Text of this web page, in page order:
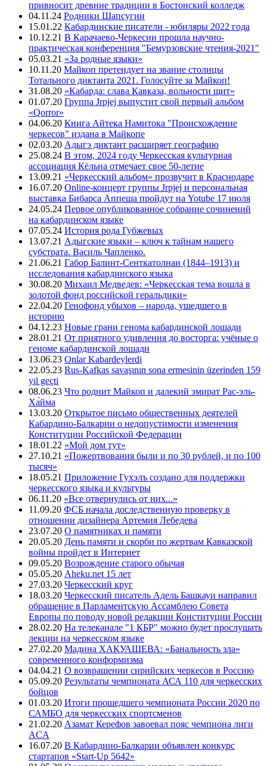
привносит древние традиции в Бостонский колледж
04.11.24 Родники Шапсугии
15.01.22 Кабардинские писатели - юбиляры 2022 года
10.12.21 В Карачаево-Черкесии прошла научно-
практическая конференция "Бемурзовские чтения-2021"
05.03.21 «За родные языки»
10.11.20 Майкоп претендует на звание столицы
Тотального диктанта 2021. Голосуйте за Майкоп!
31.08.20 «Кабарда: слава Кавказа, вольности щит»
01.07.20 Группа Jrpjej выпустит свой первый альбом
«Qorror»
04.06.20 Книга Айтека Намитока "Происхождение
черкесов" издана в Майкопе
02.03.20 Адыгэ диктант расширяет географию
25.08.24 В этом, 2024 году Черкесская культурная
ассоциация Кёльна отмечает свое 50-летие
13.09.21 «Черкесский альбом» прозвучит в Краснодаре
16.07.20 Online-концерт группы Jrpjej и персональная
выставка Бибарса Аппеша пройдут на Yotube 17 июля
24.05.24 Первое опубликованное собрание сочинений
на кабардинском языке
07.05.24 История рода Губжевых
13.07.21 Адыгские языки – ключ к тайнам нашего
субстрата. Василь Чапленко.
21.06.21 Габор Балинт-Сенткатолнаи (1844–1913) и
исследования кабардинского языка
30.08.20 Михаил Медведев: «Черкесская тема вошла в
золотой фонд российской геральдики»
22.04.20 Генофонд убыхов – народа, ушедшего в
историю
04.12.23 Новые грани генома кабардинской лошади
28.01.21 От приятного удивления до восторга: учёные о
геноме кабардинской лошади
13.06.23 Onlar Kabardeylerdi
22.05.23 Rus-Kafkas savaşının sona ermesinin üzerinden 159
yıl geçti
08.06.23 Что роднит Майкоп и далекий эмират Рас-эль-
Ха́йма
13.03.20 Открытое письмо общественных деятелей
Кабардино-Балкарии о недопустимости изменения
Конституции Российской Федерации
18.01.22 «Мой дом тут»
27.10.21 «Пожертвования были и по 30 рублей, и по 100
тысяч»
18.05.21 Приложение Гухэлъ создано для поддержки
черкесского языка и культуры
06.11.20 «Все отвернулись от них...»
11.09.20 ФСБ начала доследственную проверку в
отношении дизайнера Артемия Лебедева
23.07.20 О памятниках и памяти
20.05.20 День памяти и скорби по жертвам Кавказской
войны пройдет в Интернет
09.05.20 Возрождение старого обычая
05.05.20 Aheku.net 15 лет
27.03.20 Черкесский круг
18.03.20 Черкесский писатель Адель Башкауи направил
обращение в Парламентскую Ассамблею Совета
Европы по поводу новой редакции Конституции России
28.02.20 На телеканале "1 КБР" можно будет прослушать
лекции на черкесском языке
27.02.20 Мадина ХАКУАШЕВА: «Банальность зла»
современного конформизма
04.04.21 О возвращении сирийских черкесов в Россию
05.09.20 Результаты чемпионата АСА 110 для черкесских
бойцов
01.03.20 Итоги прошедшего чемпионата России 2020 по
САМБО для черкесских спортсменов
21.02.20 Азамат Керефов завоевал пояс чемпиона лиги
ACA
16.07.20 В Кабардино-Балкарии объявлен конкурс
стартапов «Start-Up 5642»